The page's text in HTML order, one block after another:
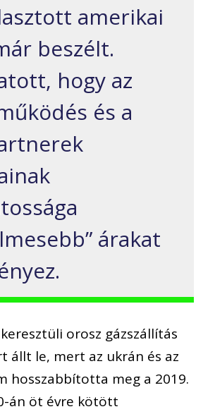
amerikai
beszélt.
hogy az
és a
árakat
orosz gázszállítás
állt le, mert az ukrán és az
hosszabbította meg a 2019.
án öt évre kötött